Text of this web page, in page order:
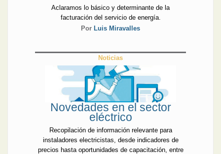
Aclaramos lo básico y determinante de la
facturación del servicio de energía.
Por Luis Miravalles
Noticias
Novedades en el sector
eléctrico
Recopilación de información relevante para
instaladores electricistas, desde indicadores de
precios hasta oportunidades de capacitación, entre